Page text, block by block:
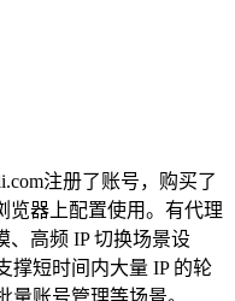
注册了账号，购买了
览器上配置使用。有代理
、高频 IP 切换场景设
撑短时间内大量 IP 的轮